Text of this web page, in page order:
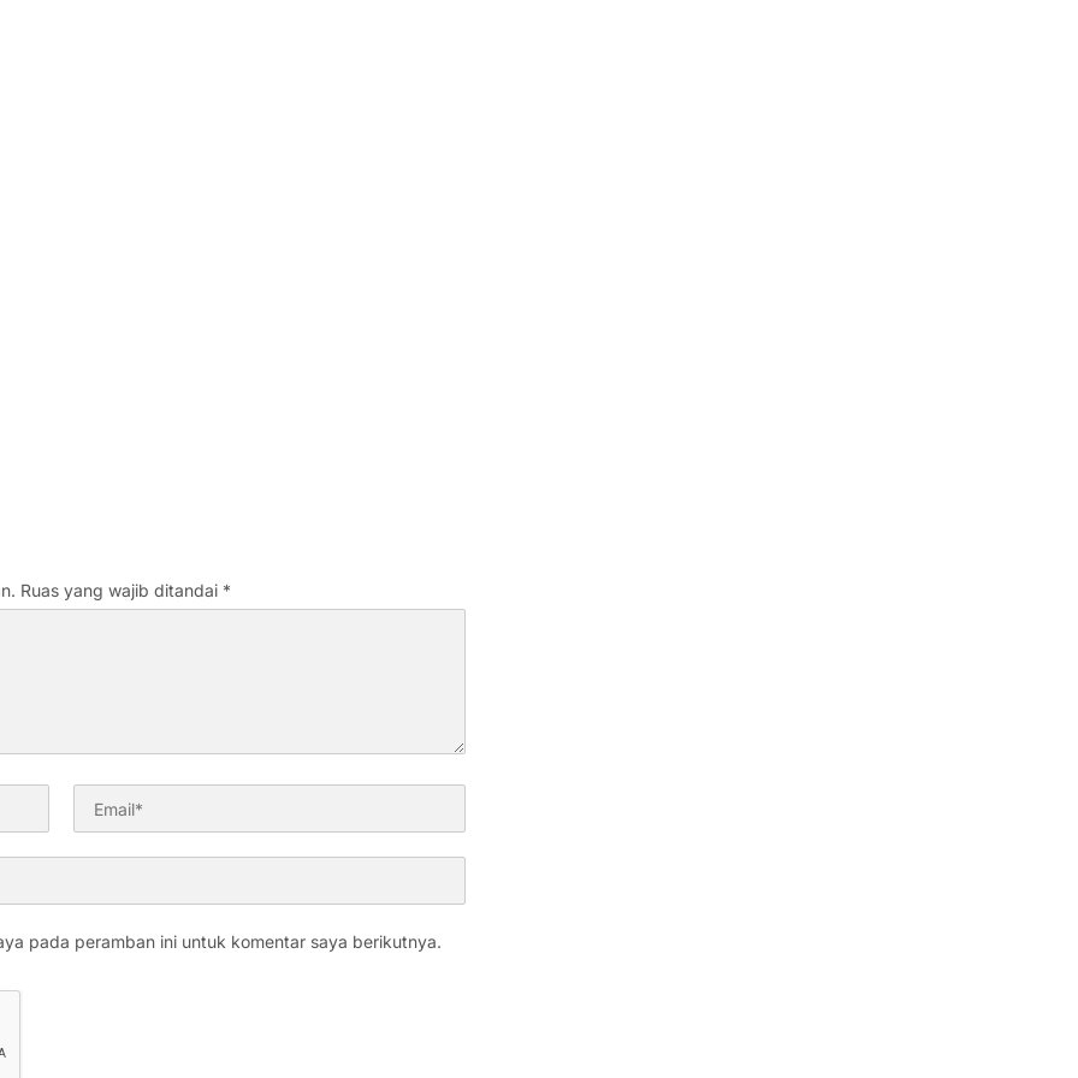
Ruas yang wajib ditandai *
pada peramban ini untuk komentar saya berikutnya.